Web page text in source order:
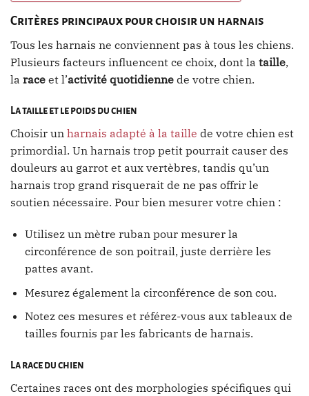
Critères principaux pour choisir un harnais
Tous les harnais ne conviennent pas à tous les chiens.
Plusieurs facteurs influencent ce choix, dont la taille,
la race et l’activité quotidienne de votre chien.
La taille et le poids du chien
Choisir un harnais adapté à la taille de votre chien est
primordial. Un harnais trop petit pourrait causer des
douleurs au garrot et aux vertèbres, tandis qu’un
harnais trop grand risquerait de ne pas offrir le
soutien nécessaire. Pour bien mesurer votre chien :
Utilisez un mètre ruban pour mesurer la
circonférence de son poitrail, juste derrière les
pattes avant.
Mesurez également la circonférence de son cou.
Notez ces mesures et référez-vous aux tableaux de
tailles fournis par les fabricants de harnais.
La race du chien
Certaines races ont des morphologies spécifiques qui